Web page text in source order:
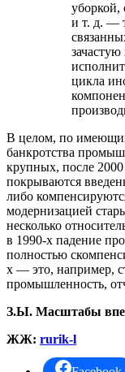
уборкой,
и т. д. —
цикла
В целом, по
банкротства
крупных, после
покрываются
либо
модернизацией
несколько
в 1990-х падение
полностью
х — это, например,
промышленность,
З.Ы. Масштабы
ЖЖ: rurik-l